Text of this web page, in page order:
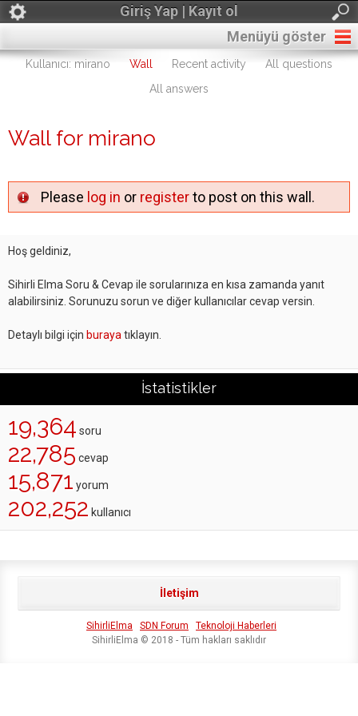
Giriş Yap | Kayıt ol
Menüyü göster
Kullanıcı: mirano Wall Recent activity
All questions
All answers
Wall for mirano
Please log in or registerto post on this wall.
Hoş geldiniz,
Sihirli Elma Soru & Cevap ile sorularınıza en kısa zamanda yanıt
alabilirsiniz. Sorunuzu sorun ve diğer kullanıcılar cevap versin.
Detaylı bilgi için buraya tıklayın.
İstatistikler
19,364 soru
22,785 cevap
15,871 yorum
202,252 kullanıcı
İletişim
SihirliElma SDN Forum
Teknoloji Haberleri
SihirliElma © 2018 - Tüm hakları saklıdır